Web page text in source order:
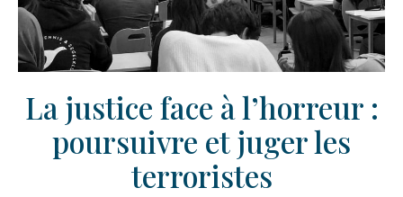
La justice face à l’horreur :
poursuivre et juger les
terroristes